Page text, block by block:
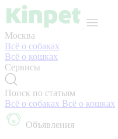
Москва
Всё о собаках
Всё о кошках
Сервисы
Поиск по статьям
Всё о собаках Всё о кошках
Объявления